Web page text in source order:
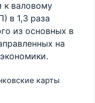
к валовому
в 1,3 раза
из основных в
на
карты